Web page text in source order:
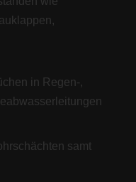
in Regen-,
samt